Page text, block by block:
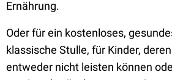
Ernährung.
Oder für ein kostenloses,
klassische Stulle, für Kinder,
entweder nicht leisten können